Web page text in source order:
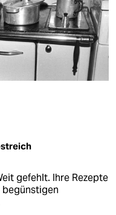
gefehlt. Ihre Rezepte
begünstigen